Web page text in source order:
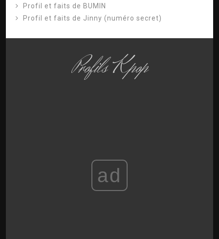
Profil et faits de BUMIN
Profil et faits de Jinny (numéro secret)
Profils Kpop
ad